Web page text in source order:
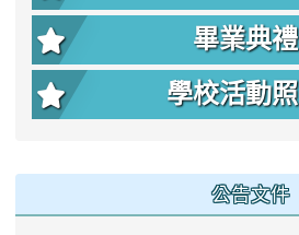
畢業典禮
學校活動
公告文件